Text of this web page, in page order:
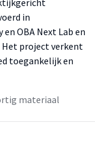
in
OBA Next Lab en
Het project verkent
toegankelijk en
materiaal